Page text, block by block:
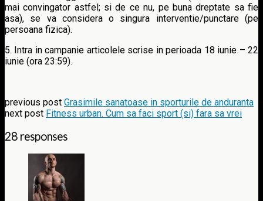
mai convingator astfel; si de ce nu, pe buna dreptate sa fie
asa), se va considera o singura interventie/punctare (pe
persoana fizica).
5. Intra in campanie articolele scrise in perioada 18 iunie – 22
iunie (ora 23:59).
previous post Grasimile sanatoase in sporturile de anduranta
next post Fitness urban. Cum sa faci sport (si) fara sa vrei
28 responses